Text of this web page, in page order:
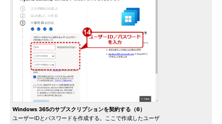
Windows 365のサブスクリプションを契約する（6）
ユーザーIDとパスワードを作成する。ここで作成したユーザ